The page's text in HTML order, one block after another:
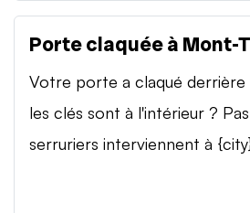
Porte claquée à Mont-
Votre porte a claqué derrière
les clés sont à l'intérieur ?
serruriers interviennent à